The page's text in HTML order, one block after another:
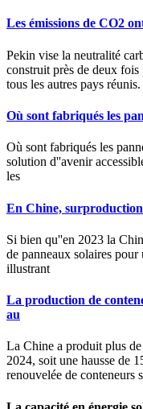
Les émissions de CO2
Pekin vise la neutralité
construit près de deux fois
tous les autres pays réunis.
Où sont fabriqués les
Où sont fabriqués les
solution d''avenir
les
En Chine,
Si bien qu''en 2023 la
de panneaux solaires
illustrant
La production de
au
La Chine a produit plus
2024, soit une hausse de
renouvelée de conteneurs